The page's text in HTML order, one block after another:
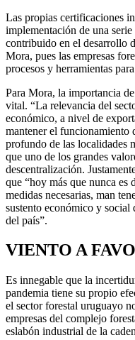
Las propias certificaciones
implementación de una
contribuido en el desarrollo
Mora, pues las empresas
procesos y herramientas
Para Mora, la importancia
vital. “La relevancia del
económico, a nivel de
mantener el funcionamiento
profundo de las localidades
que uno de los grandes
descentralización.
que “hoy más que nunca es
medidas necesarias, man
sustento económico y
del país”.
VIENTO A
Es innegable que la
pandemia tiene su propio
el sector forestal uruguayo
empresas del complejo
eslabón industrial de la